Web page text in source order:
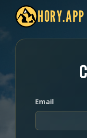
HORY.APP
Email